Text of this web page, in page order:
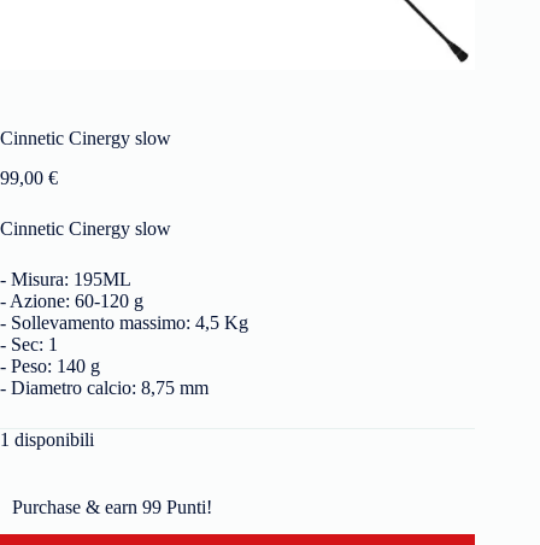
Cinnetic Cinergy slow
99,00 €
Cinnetic Cinergy slow
- Misura: 195ML
- Azione: 60-120 g
- Sollevamento massimo: 4,5 Kg
- Sec: 1
- Peso: 140 g
- Diametro calcio: 8,75 mm
1 disponibili
Purchase & earn 99 Punti!